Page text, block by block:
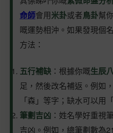
命師會用米卦或者鳥卦幫
嘅運勢相沖。如果發現個
方法：
五行補缺 ：根據你嘅生辰
足，然後改名補返。例如
「森」等字；缺水可以用
筆劃吉凶 ：姓名學好重視
吉凶。例如，總筆劃數為